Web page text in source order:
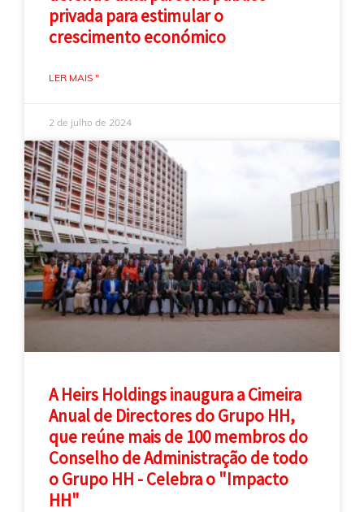
privada para estimular o
crescimento económico
LER MAIS "
2 de julho de 2024
A Heirs Holdings inaugura a Cimeira
Anual de Directores do Grupo HH,
que reúne mais de 100 membros do
Conselho de Administração de todo
o Grupo HH - Celebra o "Impacto
HH"